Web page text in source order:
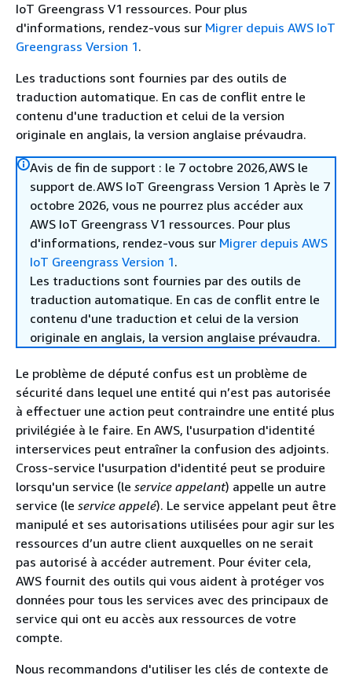
IoT Greengrass V1 ressources. Pour plus
d'informations, rendez-vous sur Migrer depuis AWS IoT
Greengrass Version 1.
Les traductions sont fournies par des outils de
traduction automatique. En cas de conflit entre le
contenu d'une traduction et celui de la version
originale en anglais, la version anglaise prévaudra.
Avis de fin de support : le 7 octobre 2026,AWS le
support de.AWS IoT Greengrass Version 1 Après le 7
octobre 2026, vous ne pourrez plus accéder aux
AWS IoT Greengrass V1 ressources. Pour plus
d'informations, rendez-vous sur Migrer depuis AWS
IoT Greengrass Version 1.
Les traductions sont fournies par des outils de
traduction automatique. En cas de conflit entre le
contenu d'une traduction et celui de la version
originale en anglais, la version anglaise prévaudra.
Le problème de député confus est un problème de
sécurité dans lequel une entité qui n’est pas autorisée
à effectuer une action peut contraindre une entité plus
privilégiée à le faire. En AWS, l'usurpation d'identité
interservices peut entraîner la confusion des adjoints.
Cross-service l'usurpation d'identité peut se produire
lorsqu'un service (le service appelant) appelle un autre
service (le service appelé). Le service appelant peut être
manipulé et ses autorisations utilisées pour agir sur les
ressources d’un autre client auxquelles on ne serait
pas autorisé à accéder autrement. Pour éviter cela,
AWS fournit des outils qui vous aident à protéger vos
données pour tous les services avec des principaux de
service qui ont eu accès aux ressources de votre
compte.
Nous recommandons d'utiliser les clés de contexte de